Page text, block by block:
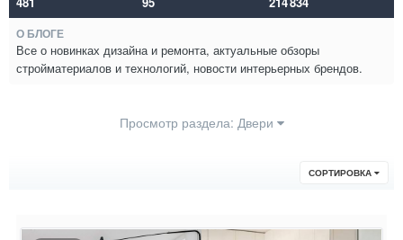
О БЛОГЕ
Все о новинках дизайна и ремонта, актуальные обзоры
стройматериалов и технологий, новости интерьерных брендов.
Просмотр раздела: Двери
СОРТИРОВКА